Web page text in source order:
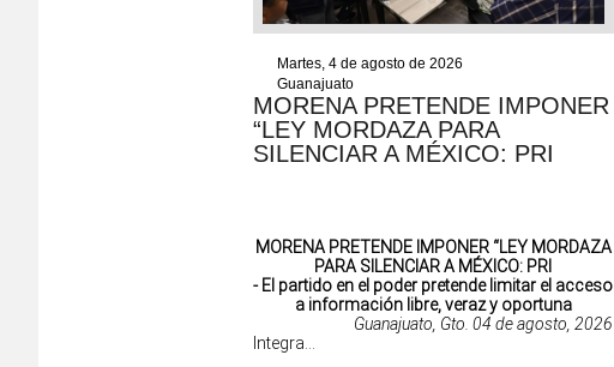
Martes, 4 de agosto de 2026
Guanajuato
MORENA PRETENDE IMPONER
“LEY MORDAZA PARA
SILENCIAR A MÉXICO: PRI
MORENA PRETENDE IMPONER “LEY MORDAZA
PARA SILENCIAR A MÉXICO: PRI
- El partido en el poder pretende limitar el acceso
a información libre, veraz y oportuna
Guanajuato, Gto. 04 de agosto, 2026
Integra...